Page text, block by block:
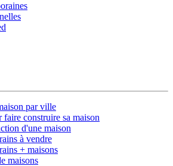
par ville
faire construire sa maison
d'une maison
à vendre
+ maisons
maisons